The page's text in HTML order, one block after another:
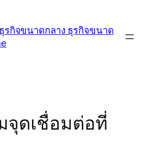
รกิจขนาดกลาง ธุรกิจขนาด
จุดเชื่อมต่อที่